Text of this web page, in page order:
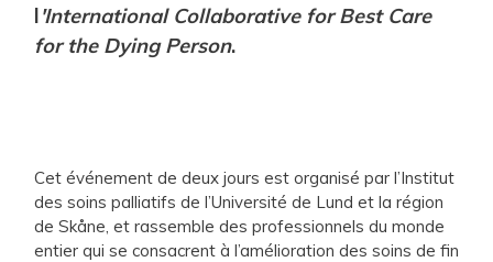
l'International Collaborative for Best Care
for the Dying Person.
Cet événement de deux jours est organisé par l’Institut
des soins palliatifs de l’Université de Lund et la région
de Skåne, et rassemble des professionnels du monde
entier qui se consacrent à l’amélioration des soins de fin